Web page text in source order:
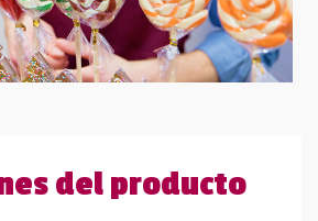
del producto